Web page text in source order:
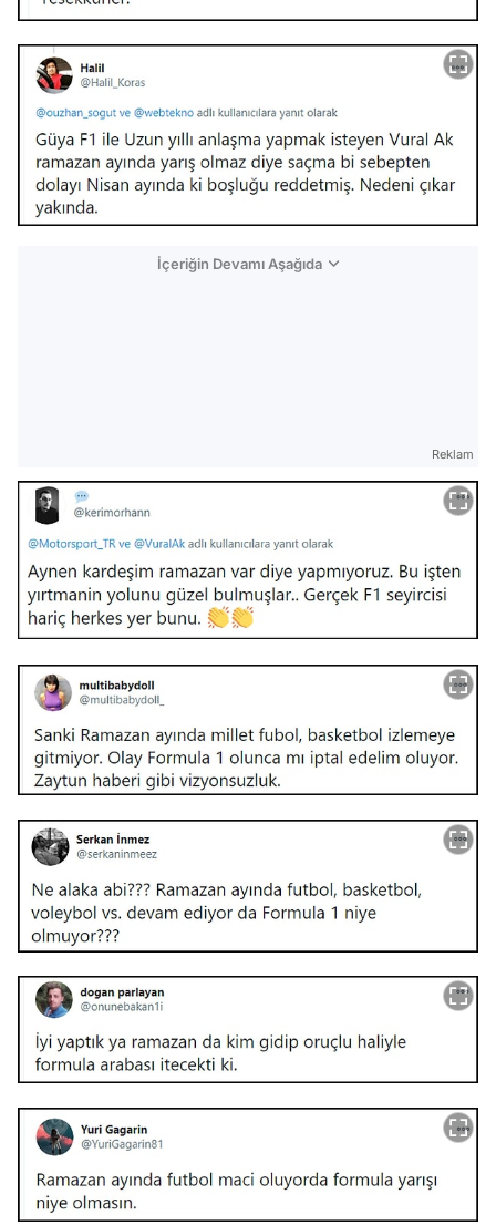
İçeriğin Devamı Aşağıda
Reklam